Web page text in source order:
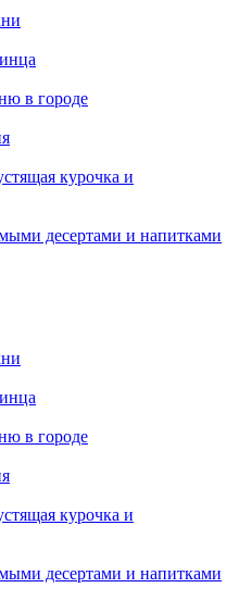
в городе
курочка и
десертами и напитками
в городе
курочка и
десертами и напитками